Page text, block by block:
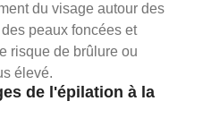
du visage autour des
peaux foncées et
risque de brûlure ou
élevé.
de l'épilation à la